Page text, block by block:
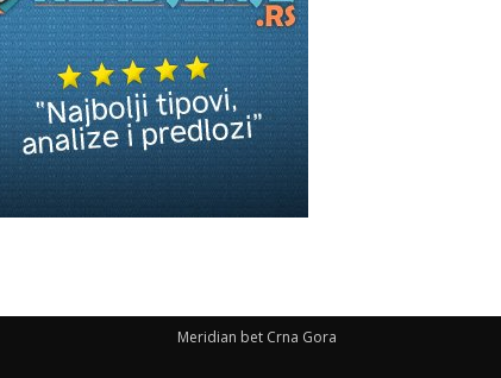
Meridian bet Crna Gora